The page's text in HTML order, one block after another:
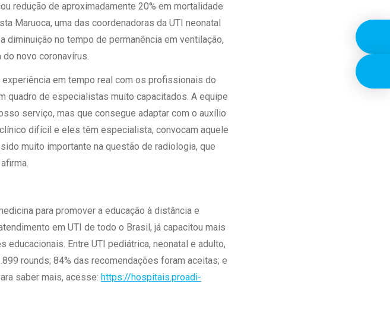
redução de aproximadamente 20% em mortalidade
Maruoca, uma das coordenadoras da UTI neonatal
no tempo de permanência em ventilação,
novo coronavírus.
em tempo real com os profissionais do
quadro de especialistas muito capacitados. A equipe
serviço, mas que consegue adaptar com o auxílio
difícil e eles têm especialista, convocam aquele
muito importante na questão de radiologia, que
para promover a educação à distância e
em UTI de todo o Brasil, já capacitou mais
Entre UTI pediátrica, neonatal e adulto,
rounds; 84% das recomendações foram aceitas; e
saber mais, acesse: https://hospitais.proadi-